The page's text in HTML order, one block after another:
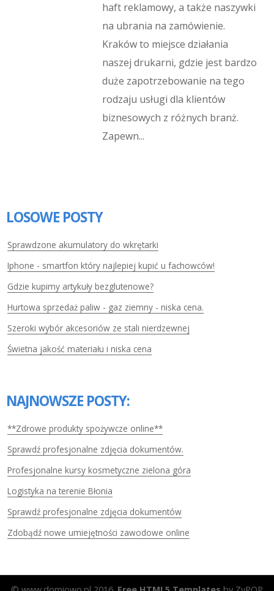
haft reklamowy, a także naszywki
na ubrania na zamówienie.
Kraków to miejsce działania
naszej drukarni, gdzie jest bardzo
duże zapotrzebowanie na tego
rodzaju usługi dla klientów
biznesowych z różnych branż.
Zapewn...
LOSOWE POSTY
Sprawdzone akumulatory do wkrętarki
Iphone - smartfon który najlepiej kupić u fachowców!
Gdzie kupimy artykuły bezglutenowe?
Hurtowa sprzedaż paliw - gaz ziemny - niska cena.
Szeroki wybór akcesoriów ze stali nierdzewnej
Świetna jakość materiału i niska cena
NAJNOWSZE POSTY:
**Zdrowe produkty spożywcze online**
Sprawdź profesjonalne zdjęcia dokumentów.
Profesjonalne kursy kosmetyczne zielona góra
Logistyka na terenie Błonia
Sprawdź profesjonalne zdjęcia dokumentów
Zdobądź nowe umiejętności zawodowe online